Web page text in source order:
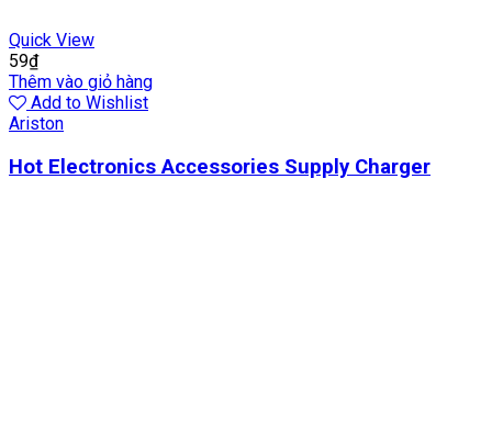
Quick View
59₫
Thêm vào giỏ hàng
Add to Wishlist
Ariston
Hot Electronics Accessories Supply Charger